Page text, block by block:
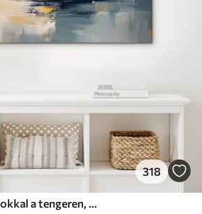
318
Absztrakció a vitorlásokkal a tengeren, akril stílusban, naplemente